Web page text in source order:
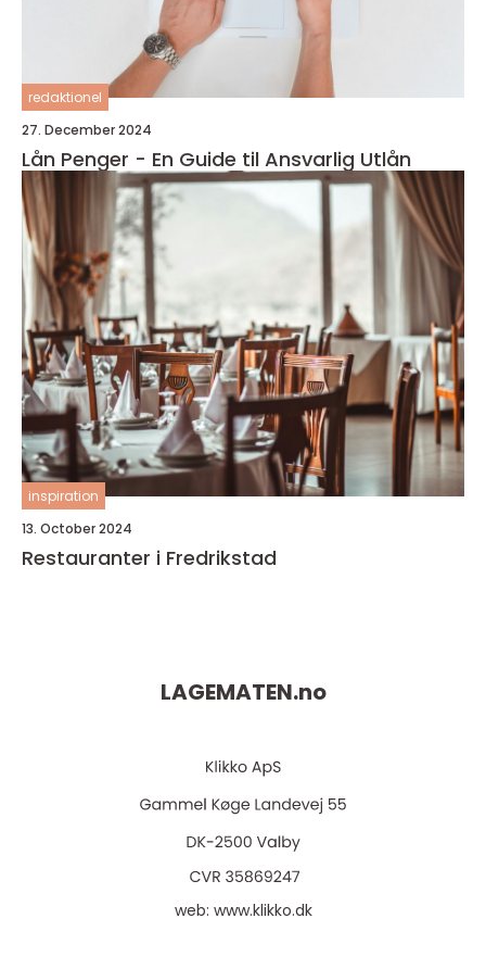
redaktionel
27. December 2024
Lån Penger - En Guide til Ansvarlig Utlån
inspiration
13. October 2024
Restauranter i Fredrikstad
LAGEMATEN.no
web: www.klikko.dk